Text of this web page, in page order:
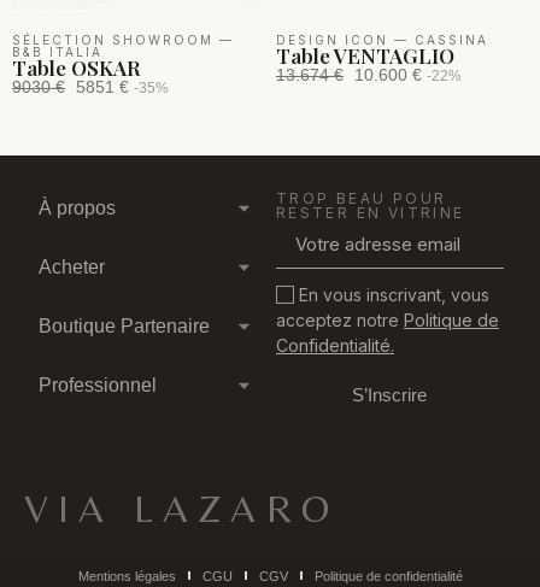
SÉLECTION SHOWROOM
—
B&B ITALIA
Table OSKAR
9030 € 5851 € -35%
DESIGN ICON — CASSINA
Table VENTAGLIO
13.674 € 10.600 € -22%
À propos
Acheter
Boutique Partenaire
Professionnel
TROP BEAU POUR
RESTER EN VITRINE
En vous inscrivant, vous
acceptez notre Politique de
Confidentialité.
S’Inscrire
VIA LAZARO
Mentions légales CGU CGV
Politique de confidentialité